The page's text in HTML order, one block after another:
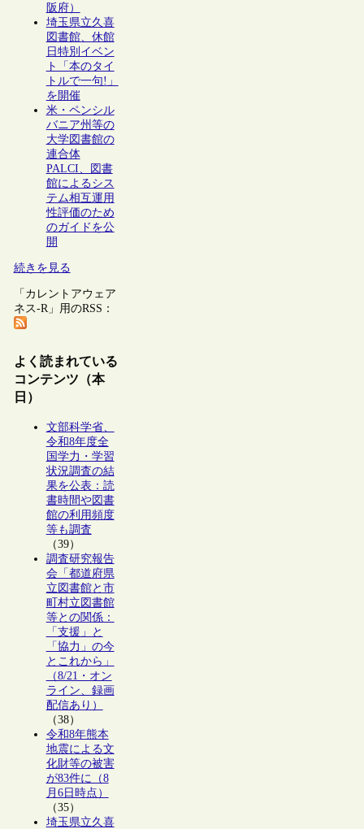
阪府）
埼玉県立久喜
図書館、休館
日特別イベン
ト「本のタイ
トルで一句!」
を開催
米・ペンシル
バニア州等の
大学図書館の
連合体
PALCI、図書
館によるシス
テム相互運用
性評価のため
のガイドを公
開
続きを見る
「カレントアウェア
ネス-R」用のRSS：
よく読まれている
コンテンツ（本
日）
文部科学省、
令和8年度全
国学力・学習
状況調査の結
果を公表：読
書時間や図書
館の利用頻度
等も調査
（39）
調査研究報告
会「都道府県
立図書館と市
町村立図書館
等との関係：
「支援」と
「協力」の今
とこれから」
（8/21・オン
ライン、録画
配信あり）
（38）
令和8年熊本
地震による文
化財等の被害
が83件に（8
月6日時点）
（35）
埼玉県立久喜